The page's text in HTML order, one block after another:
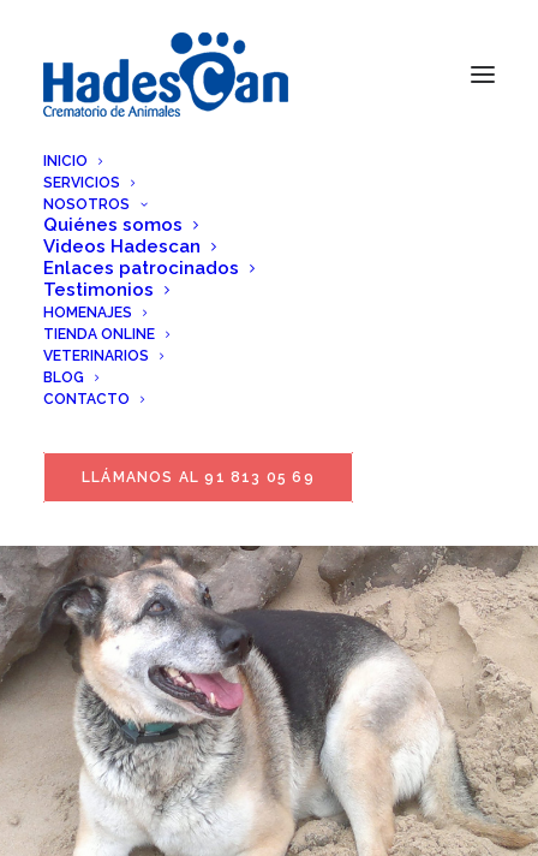
INICIO
SERVICIOS
NOSOTROS
Quiénes somos
Videos Hadescan
Enlaces patrocinados
Testimonios
HOMENAJES
TIENDA ONLINE
VETERINARIOS
BLOG
CONTACTO
LLÁMANOS AL 91 813 05 69